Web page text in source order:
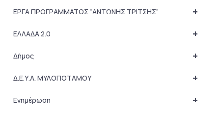
+
ΕΡΓΑ ΠΡΟΓΡΑΜΜΑΤΟΣ “ΑΝΤΩΝΗΣ ΤΡΙΤΣΗΣ”
+
ΕΛΛΑΔΑ 2.0
+
Δήμος
+
Δ.Ε.Υ.Α. ΜΥΛΟΠΟΤΑΜΟΥ
+
Ενημέρωση